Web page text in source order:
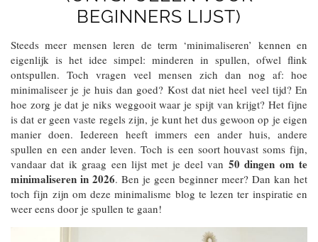
BEGINNERS LIJST)
Steeds meer mensen leren de term ‘minimaliseren’ kennen en
eigenlijk is het idee simpel: minderen in spullen, ofwel flink
ontspullen. Toch vragen veel mensen zich dan nog af: hoe
minimaliseer je je huis dan goed? Kost dat niet heel veel tijd? En
hoe zorg je dat je niks weggooit waar je spijt van krijgt? Het fijne
is dat er geen vaste regels zijn, je kunt het dus gewoon op je eigen
manier doen. Iedereen heeft immers een ander huis, andere
spullen en een ander leven. Toch is een soort houvast soms fijn,
vandaar dat ik graag een lijst met je deel van 50 dingen om te
minimaliseren in 2026. Ben je geen beginner meer? Dan kan het
toch fijn zijn om deze minimalisme blog te lezen ter inspiratie en
weer eens door je spullen te gaan!